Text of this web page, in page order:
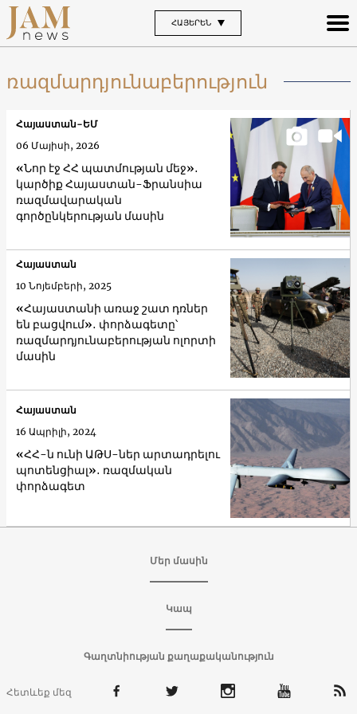
ՀԱՅԵՐԵՆ
ռազմարդյունաբերություն
«Նոր էջ ՀՀ պատմության մեջ»․
կարծիք Հայաստան-Ֆրանսիա
ռազմավարական
գործընկերության մասին
Հայաստան-ԵՄ
06 Մայիսի, 2026
«Հայաստանի առաջ շատ դռներ
են բացվում»․ փորձագետը՝
ռազմարդյունաբերության ոլորտի
մասին
Հայաստան
10 Նոյեմբերի, 2025
«ՀՀ-ն ունի ԱԹՍ-ներ արտադրելու
պոտենցիալ»․ ռազմական
փորձագետ
Հայաստան
16 Ապրիլի, 2024
Մեր մասին
Կապ
Գաղտնիության քաղաքականություն
Հետևեք մեզ